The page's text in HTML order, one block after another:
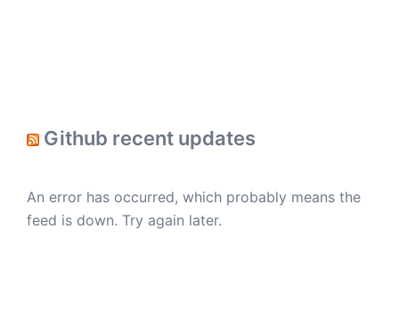
Github recent updates
An error has occurred, which probably means the
feed is down. Try again later.